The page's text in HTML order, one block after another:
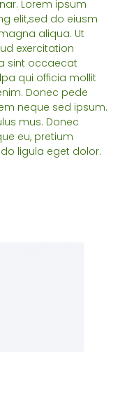
Lorem ipsum
elit,sed do eiusm
aliqua. Ut
exercitation
sint occaecat
qui officia mollit
Donec pede
neque sed ipsum.
mus. Donec
eu, pretium
ligula eget dolor.